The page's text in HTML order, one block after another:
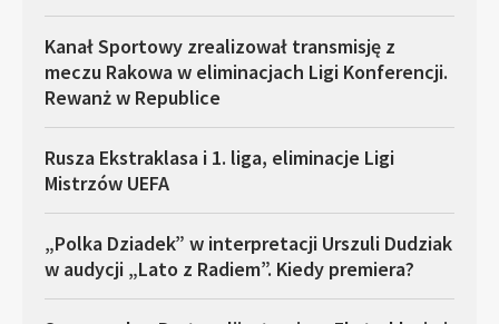
Kanał Sportowy zrealizował transmisję z
meczu Rakowa w eliminacjach Ligi Konferencji.
Rewanż w Republice
Rusza Ekstraklasa i 1. liga, eliminacje Ligi
Mistrzów UEFA
„Polka Dziadek” w interpretacji Urszuli Dudziak
w audycji „Lato z Radiem”. Kiedy premiera?